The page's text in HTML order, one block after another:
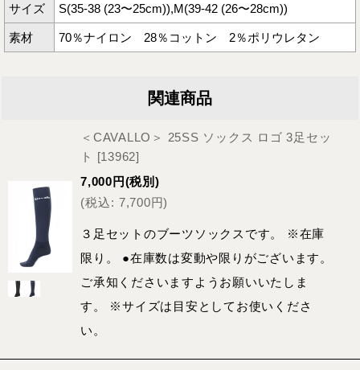
サイズ S(35-38 (23〜25cm)),M(39-42 (26〜28cm))
素材 70％ナイロン 28％コットン 2％ポリウレタン
関連商品
＜CAVALLO＞ 25SS ソックス ロゴ 3足セッ
ト
[13962]
7,000 円(税別)
(税込: 7,700円)
３足セットのブーツソックスです。 ※在庫
限り。 ●在庫数は変動や限りがございます。
ご承知くださいますようお願いいたしま
す。 ※サイズは目安としてお使いくださ
い。